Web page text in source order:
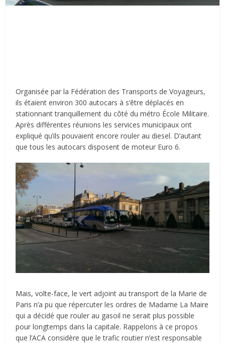
Organisée par la Fédération des Transports de Voyageurs,
ils étaient environ 300 autocars à s’être déplacés en
stationnant tranquillement du côté du métro École Militaire.
Après différentes réunions les services municipaux ont
expliqué qu’ils pouvaient encore rouler au diesel. D’autant
que tous les autocars disposent de moteur Euro 6.
Mais, volte-face, le vert adjoint au transport de la Marie de
Paris n’a pu que répercuter les ordres de Madame La Maire
qui a décidé que rouler au gasoil ne serait plus possible
pour longtemps dans la capitale. Rappelons à ce propos
que l’ACA considère que le trafic routier n’est responsable